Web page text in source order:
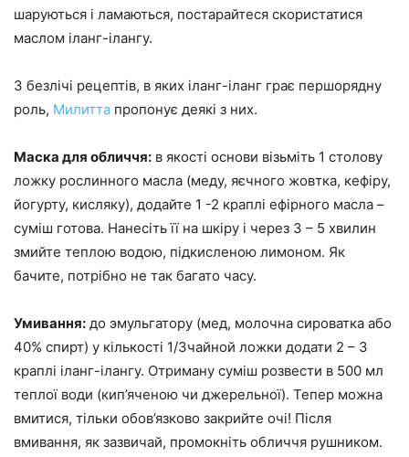
шаруються і ламаються, постарайтеся скористатися
маслом іланг-ілангу.
З безлічі рецептів, в яких іланг-іланг грає першорядну
роль, Милитта пропонує деякі з них.
Маска для обличчя: в якості основи візьміть 1 столову
ложку рослинного масла (меду, яєчного жовтка, кефіру,
йогурту, кисляку), додайте 1 -2 краплі ефірного масла –
суміш готова. Нанесіть її на шкіру і через 3 – 5 хвилин
змийте теплою водою, підкисленою лимоном. Як
бачите, потрібно не так багато часу.
Умивання: до эмульгатору (мед, молочна сироватка або
40% спирт) у кількості 1/3чайной ложки додати 2 – 3
краплі іланг-ілангу. Отриману суміш розвести в 500 мл
теплої води (кип’яченою чи джерельної). Тепер можна
вмитися, тільки обов’язково закрийте очі! Після
вмивання, як зазвичай, промокніть обличчя рушником.